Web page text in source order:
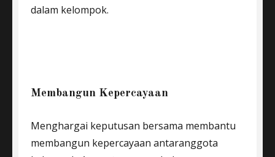
dalam kelompok.
Membangun Kepercayaan
Menghargai keputusan bersama membantu
membangun kepercayaan antaranggota